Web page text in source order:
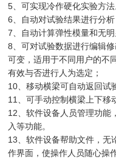
5、可实现冷作硬化实验方
6、自动对试验结果进行分
7、自动计算弹性模量和无
8、可对试验数据进行编辑
可变，适用于不同用户的不
有效与否进行人为选定；
10、移动横梁可自动返回试
11、可手动控制横梁上下移
12、软件设备人员管理功能
入等功能。
13、软件设备帮助文件，无
作界面，使操作人员随心操